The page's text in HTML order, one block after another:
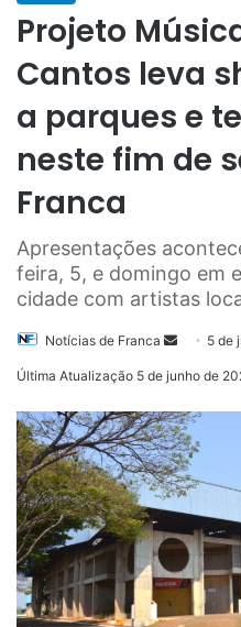
Projeto
Cantos leva
a parques e
neste fim de
Franca
Apresentações
feira, 5, e domingo em
cidade com artistas
Notícias de Franca
Mande
mail
5 de
Última Atualização 5 de junho de